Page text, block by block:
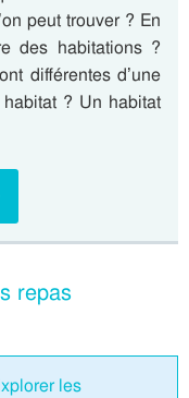
peut trouver ? En
des habitations ?
différentes d’une
habitat ? Un habitat
repas
les